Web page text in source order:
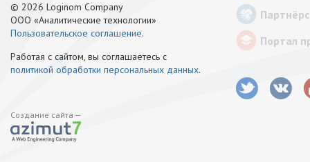
© 2026 Loginom Company
ООО «Аналитические технологии»
Пользовательское соглашение.
Работая с сайтом, вы соглашаетесь с
политикой обработки персональных данных.
Создание сайта —
Портал